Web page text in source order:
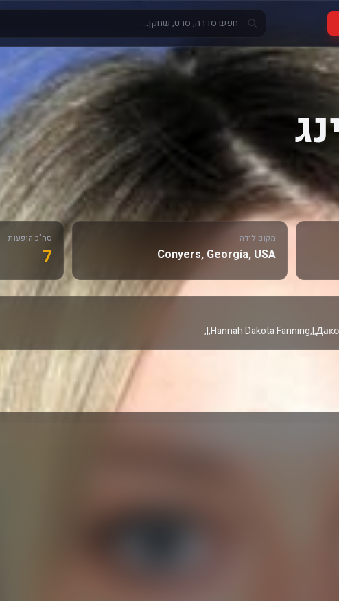
מקום לידה
Conyers, Georgia, USA
סה"כ הופעות
7
Hannah Dakota